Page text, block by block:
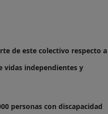
de este colectivo respecto a
vidas independientes y
personas con discapacidad